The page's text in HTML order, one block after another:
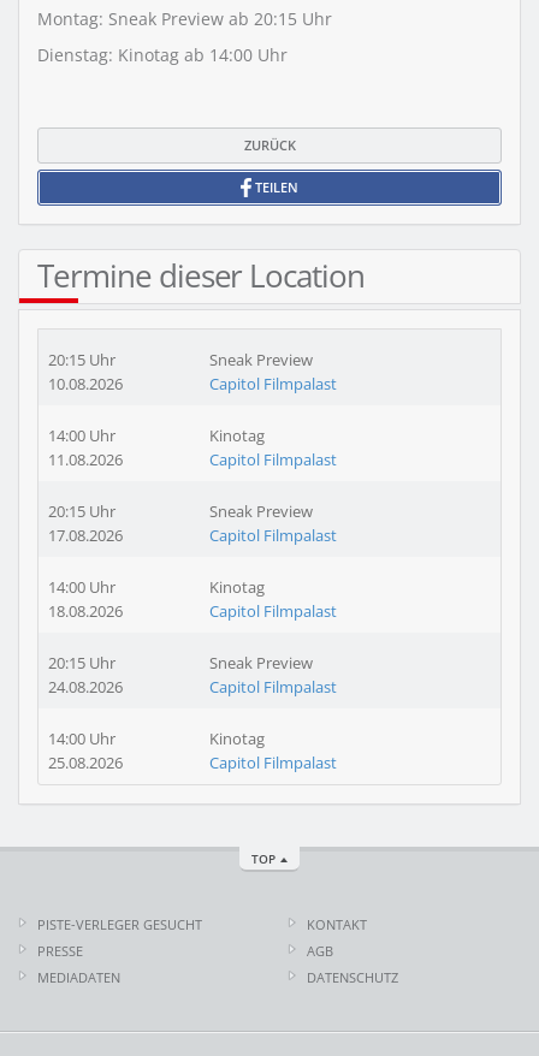
Montag: Sneak Preview ab 20:15 Uhr
Dienstag: Kinotag ab 14:00 Uhr
ZURÜCK
TEILEN
Termine dieser Location
20:15 Uhr
10.08.2026
Sneak Preview
Capitol Filmpalast
14:00 Uhr
11.08.2026
Kinotag
Capitol Filmpalast
20:15 Uhr
17.08.2026
Sneak Preview
Capitol Filmpalast
14:00 Uhr
18.08.2026
Kinotag
Capitol Filmpalast
20:15 Uhr
24.08.2026
Sneak Preview
Capitol Filmpalast
14:00 Uhr
25.08.2026
Kinotag
Capitol Filmpalast
TOP
PISTE-VERLEGER GESUCHT
PRESSE
MEDIADATEN
KONTAKT
AGB
DATENSCHUTZ